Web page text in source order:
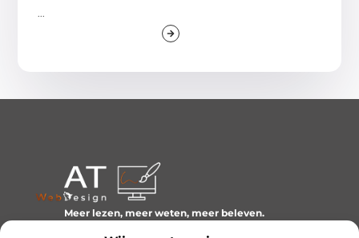
...
Meer lezen, meer weten, meer beleven.